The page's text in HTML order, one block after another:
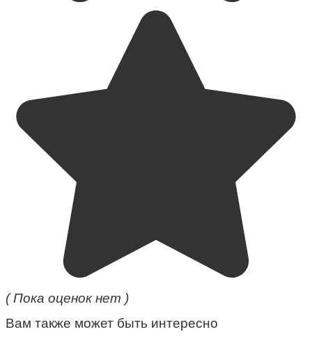
( Пока оценок нет )
Вам также может быть интересно